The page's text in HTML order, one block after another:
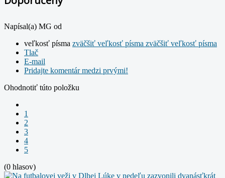
Napísal(a) MG od
veľkosť písma zväčšiť veľkosť písma zväčšiť veľkosť písma
Tlač
E-mail
Pridajte komentár medzi prvými!
Ohodnotiť túto položku
1
2
3
4
5
(0 hlasov)